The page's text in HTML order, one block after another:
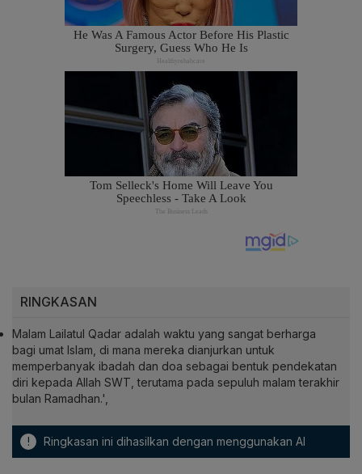
RINGKASAN
Malam Lailatul Qadar adalah waktu yang sangat berharga
bagi umat Islam, di mana mereka dianjurkan untuk
memperbanyak ibadah dan doa sebagai bentuk pendekatan
diri kepada Allah SWT, terutama pada sepuluh malam terakhir
bulan Ramadhan.',
! Ringkasan ini dihasilkan dengan menggunakan AI